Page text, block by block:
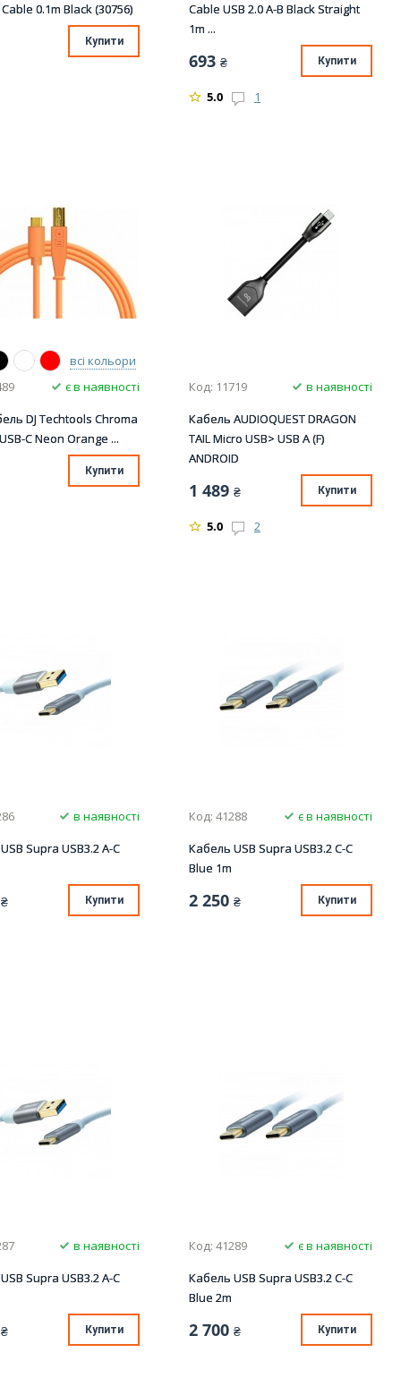
0.1m Black (30756)
Купити
Cable USB 2.0 A-B Black Straight
1m ...
693 ₴ Купити
5.0 1
всі кольори
є в наявності
DJ Techtools Chroma
C Neon Orange ...
Купити
Код: 11719
в наявності
Кабель AUDIOQUEST DRAGON
TAIL Micro USB> USB A (F)
ANDROID
1 489 ₴ Купити
5.0 2
в наявності
Supra USB3.2 A-C
₴ Купити
Код: 41288
є в наявності
Кабель USB Supra USB3.2 C-C
Blue 1m
2 250 ₴ Купити
в наявності
Supra USB3.2 A-C
₴ Купити
Код: 41289
є в наявності
Кабель USB Supra USB3.2 C-C
Blue 2m
2 700 ₴ Купити